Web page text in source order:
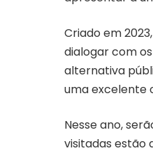
Criado em
dialogar com
alternativa
uma excelente
Nesse ano,
visitadas estão